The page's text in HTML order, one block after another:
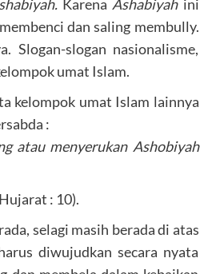
Karena Ashabiyahini
dan saling membully.
Slogan-slogan nasionalisme,
umat Islam.
kelompok umat Islam lainnya
:
atau menyerukan Ashobiyah
: 10).
selagi masih berada di atas
diwujudkan secara nyata